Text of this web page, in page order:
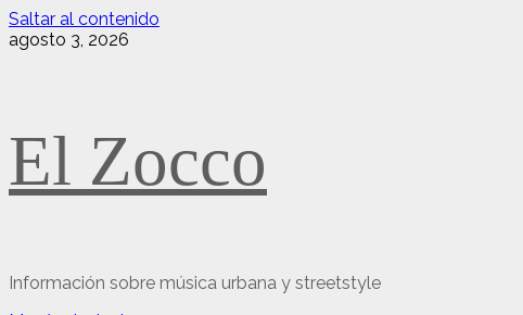
Saltar al contenido
agosto 3, 2026
El Zocco
Información sobre música urbana y streetstyle